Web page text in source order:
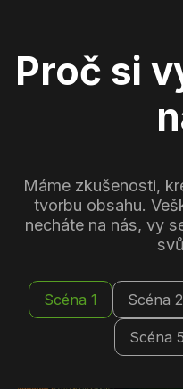
Proč si
Máme zkušenosti,
tvorbu obsahu.
necháte na nás, vy
Scéna 1 Scéna 2
Scéna 5